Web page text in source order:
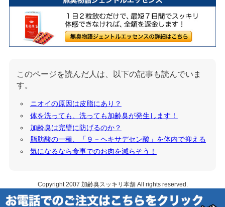
このページを読んだ人は、以下の記事も読んでいま
す。
ニオイの原因は皮脂にあり？
体を洗っても、洗っても加齢臭が発生します！
加齢臭は完璧に防げるのか？
脂肪酸の一種、「９－ヘキサデセン酸」を体内で抑える
気になるなら食事でのお肉を減らそう！
Copyright 2007 加齢臭スッキリ本舗All rights reserved.